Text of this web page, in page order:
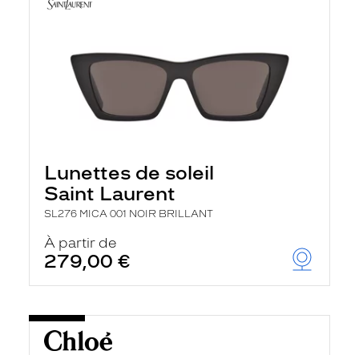
Lunettes de soleil
Saint Laurent
SL276 MICA 001 NOIR BRILLANT
À partir de
279,00 €